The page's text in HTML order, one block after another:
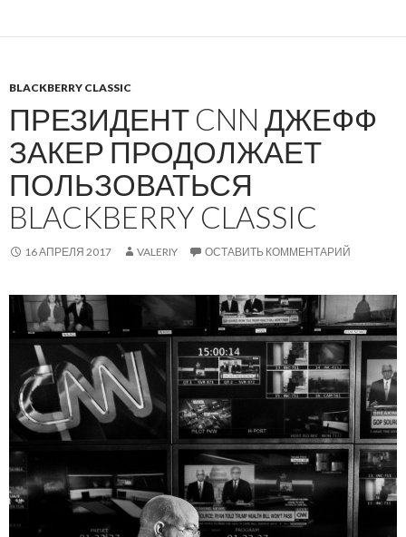
BLACKBERRY CLASSIC
ПРЕЗИДЕНТ CNN ДЖЕФФ
ЗАКЕР ПРОДОЛЖАЕТ
ПОЛЬЗОВАТЬСЯ
BLACKBERRY CLASSIC
16 АПРЕЛЯ 2017 VALERIY ОСТАВИТЬ КОММЕНТАРИЙ